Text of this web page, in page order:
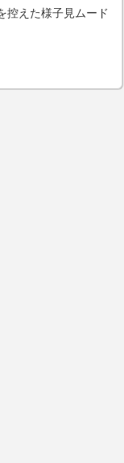
控えた様子見ムード